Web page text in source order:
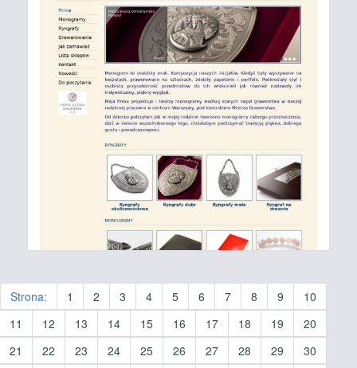
Strona: 1 2 3 4 5 6 7 8 9
10
11
12 13 14 15 16 17 18 19
20
21
22 23 24 25 26 27 28 29
30